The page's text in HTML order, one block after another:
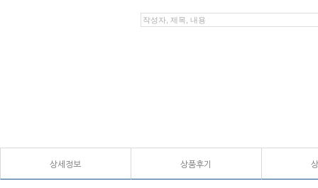
상세정보 상품후기